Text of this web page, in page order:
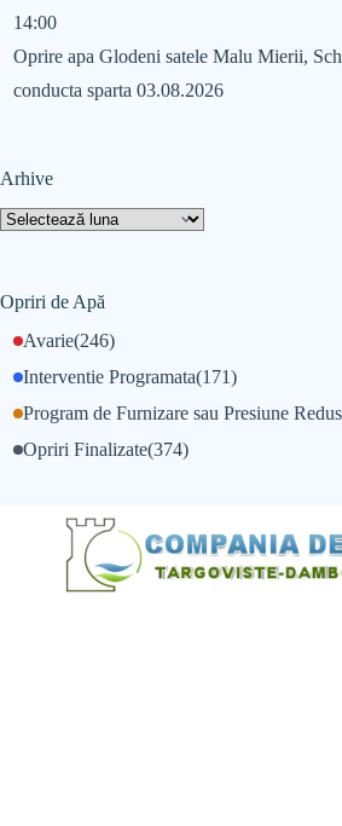
14:00
Oprire apa Glodeni satele Malu Mierii,
conducta sparta 03.08.2026
Arhive
Opriri de Apă
Avarie(246)
Interventie Programata(171)
Opriri Finalizate(374)
Program de Furnizare sau Presiune